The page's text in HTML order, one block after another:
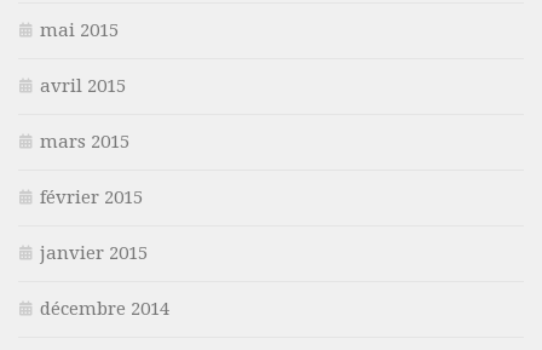
mai 2015
avril 2015
mars 2015
février 2015
janvier 2015
décembre 2014